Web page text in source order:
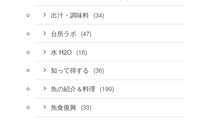
出汁・調味料 (34)
台所ラボ (47)
水 H2O (16)
知って得する (36)
魚の紹介＆料理 (199)
魚食復興 (33)